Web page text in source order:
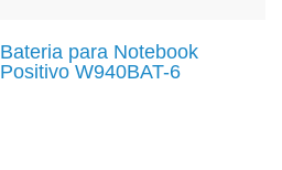
Bateria para Notebook
Positivo W940BAT-6